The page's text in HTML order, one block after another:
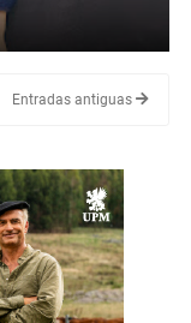
Entradas antiguas